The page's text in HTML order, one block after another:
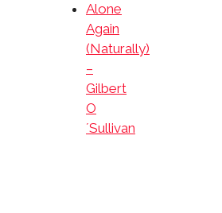
Alone
Again
(Naturally)
–
Gilbert
O
´Sullivan